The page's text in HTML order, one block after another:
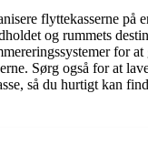
flyttekasserne på
og rummets
for at
Sørg også for at
så du hurtigt kan